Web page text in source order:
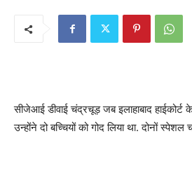
सीजेआई डीवाई चंद्रचूड़ जब इलाहाबाद हाईकोर्ट
उन्होंने दो बच्चियों को गोद लिया था. दोनों स्पेशल